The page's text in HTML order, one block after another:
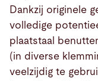
Dankzij originele
volledige
plaatstaal
(in diverse
veelzijdig te